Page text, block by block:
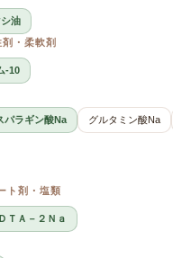
油
・柔軟剤
-10
パラギン酸Na グルタミン酸Na
ト剤・塩類
ＴＡ－２Ｎａ